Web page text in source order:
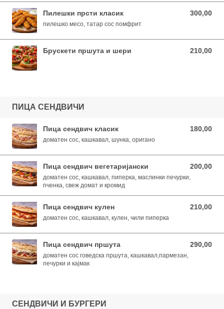
Пилешки прсти класик 300,00
300,00 MKD
пилешко месо, татар сос помфрит
Брускети пршута и шери 210,00
210,00 MKD
ПИЦА СЕНДВИЧИ
Пица сендвич класик 180,00
180,00 MKD
доматен сос, кашкавал, шунка, оригано
Пица сендвич вегетаријански 200,00
200,00 MKD
доматен сос, кашкавал, пиперка, маслинки печурки,
пченка, свеж домат и кромид
Пица сендвич кулен 210,00
210,00 MKD
доматен сос, кашкавал, кулен, чили пиперка
Пица сендвич пршута 290,00
290,00 MKD
доматен сос говедска пршута, кашкавал,пармезан,
печурки и кајмак
СЕНДВИЧИ И БУРГЕРИ